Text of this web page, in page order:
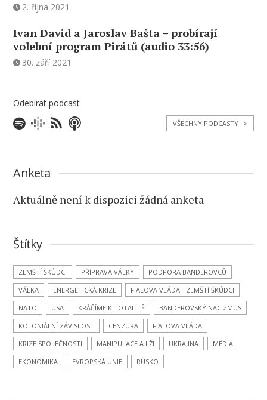
2. října 2021
Ivan David a Jaroslav Bašta – probírají
volební program Pirátů (audio 33:56)
30. září 2021
Odebírat podcast
VŠECHNY PODCASTY >
Anketa
Aktuálně není k dispozici žádná anketa
Štítky
ZEMŠTÍ ŠKŮDCI PŘÍPRAVA VÁLKY
PODPORA BANDEROVCŮ
VÁLKA
ENERGETICKÁ KRIZE
FIALOVA VLÁDA - ZEMŠTÍ ŠKŮDCI
NATO
USA KRÁČÍME K TOTALITĚ
BANDEROVSKÝ NACIZMUS
KOLONIÁLNÍ ZÁVISLOST
CENZURA
FIALOVA VLÁDA
KRIZE SPOLEČNOSTI
MANIPULACE A LŽI UKRAJINA
MÉDIA
EKONOMIKA
EVROPSKÁ UNIE RUSKO